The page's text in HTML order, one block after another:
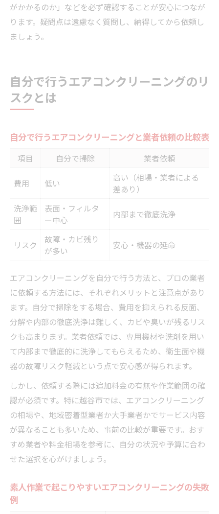
がかかるのか」などを必ず確認することが安心につなが
ります。疑問点は遠慮なく質問し、納得してから依頼し
ましょう。
自分で行うエアコンクリーニングのリ
スクとは
自分で行うエアコンクリーニングと業者依頼の比較表
項目 自分で掃除 業者依頼
費用 低い
高い（相場・業者による
差あり）
洗浄範
囲
表面・フィルタ
ー中心
内部まで徹底洗浄
リスク
故障・カビ残り
が多い
安心・機器の延命
エアコンクリーニングを自分で行う方法と、プロの業者
に依頼する方法には、それぞれメリットと注意点があり
ます。自分で掃除をする場合、費用を抑えられる反面、
分解や内部の徹底洗浄は難しく、カビや臭いが残るリス
クも高まります。業者依頼では、専用機材や洗剤を用い
て内部まで徹底的に洗浄してもらえるため、衛生面や機
器の故障リスク軽減という点で安心感が得られます。
しかし、依頼する際には追加料金の有無や作業範囲の確
認が必須です。特に越谷市では、エアコンクリーニング
の相場や、地域密着型業者か大手業者かでサービス内容
が異なることも多いため、事前の比較が重要です。おす
すめ業者や料金相場を参考に、自分の状況や予算に合わ
せた選択を心がけましょう。
素人作業で起こりやすいエアコンクリーニングの失敗
例